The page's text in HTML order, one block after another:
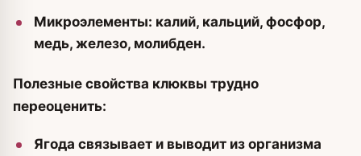
Микроэлементы: калий, кальций, фосфор,
медь, железо, молибден.
Полезные свойства клюквы трудно
переоценить:
Ягода связывает и выводит из организма